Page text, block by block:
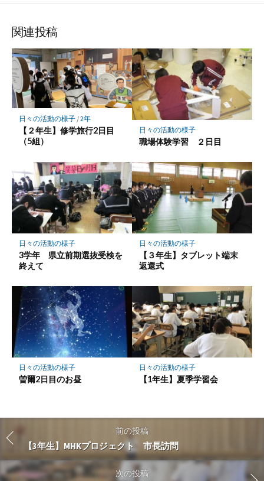
関連投稿
日々の活動の様子/2年
【２年生】修学旅行2日目
（5組）
日々の活動の様子
職場体験学習 ２日目
日々の活動の様子
3学年 県立前期選抜受検を
終えて
日々の活動の様子
【３年生】タブレット端末
返還式
日々の活動の様子
曽爾2日目のお昼
日々の活動の様子
【1年生】夏季学習会
前の投稿
【3年生】MHKプロジェクト 市長訪問
次の投稿